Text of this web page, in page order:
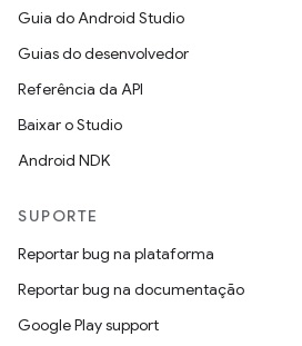
Guia do Android Studio
Guias do desenvolvedor
Referência da API
Baixar o Studio
Android NDK
SUPORTE
Reportar bug na plataforma
Reportar bug na documentação
Google Play support